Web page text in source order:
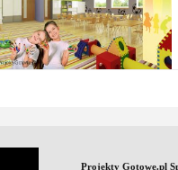
Projekty Gotowe.pl